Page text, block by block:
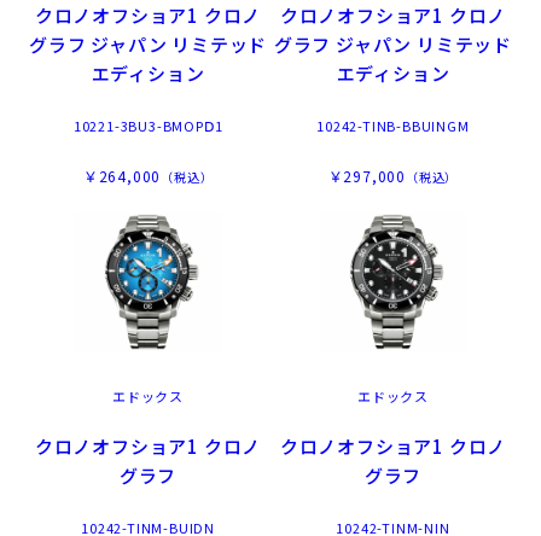
クロノオフショア1 クロノ
グラフ ジャパン リミテッド
エディション
10221-3BU3-BMOPⅮ1
￥264,000 （税込）
クロノオフショア1 クロノ
グラフ ジャパン リミテッド
エディション
10242-TINB-BBUINGM
￥297,000 （税込）
エドックス
クロノオフショア1 クロノ
グラフ
10242-TINM-BUIDN
エドックス
クロノオフショア1 クロノ
グラフ
10242-TINM-NIN